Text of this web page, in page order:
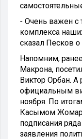
- Очень важен с
комплекса
сказал Песков
Напомним,
Макрона,
Виктор Орбан. А
официальным
ноября. По
Касымом
подписания
заявления